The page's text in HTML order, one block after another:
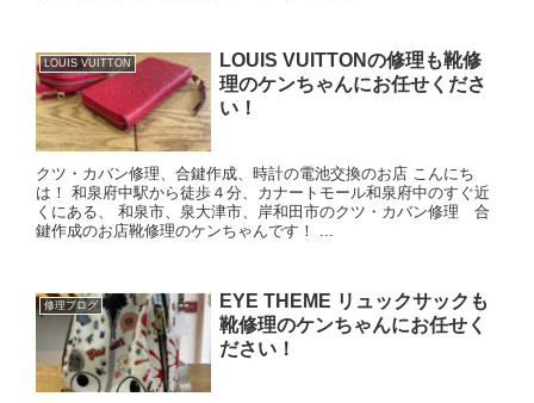
LOUIS VUITTON
LOUIS VUITTONの修理も靴修
理のケンちゃんにお任せくださ
い！
クツ・カバン修理、合鍵作成、時計の電池交換のお店 こんにち
は！ 和泉府中駅から徒歩４分、カナートモール和泉府中のすぐ近
くにある、 和泉市、泉大津市、岸和田市のクツ・カバン修理 合
鍵作成のお店靴修理のケンちゃんです！ ...
修理ブログ
EYE THEME リュックサックも
靴修理のケンちゃんにお任せく
ださい！